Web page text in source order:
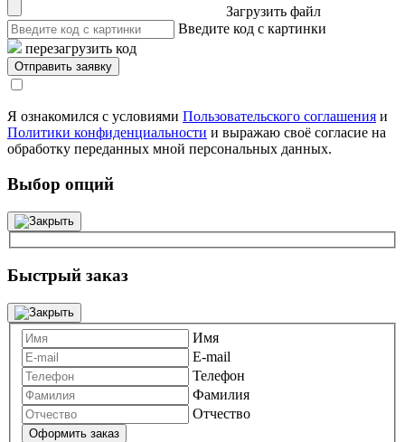
Загрузить файл
Введите код с картинки
перезагрузить код
Я ознакомился с условиями Пользовательского соглашения и
Политики конфиденциальности и выражаю своё согласие на
обработку переданных мной персональных данных.
Выбор опций
Быстрый заказ
Имя
E-mail
Телефон
Фамилия
Отчество